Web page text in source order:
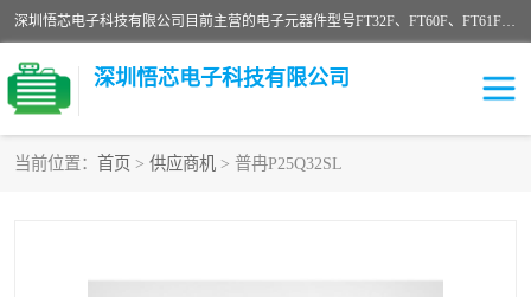
深圳悟芯电子科技有限公司目前主营的电子元器件型号FT32F、FT60F、FT61F、FT62F、FT64F、FT61FC、MCU EEPROM MOS LDO 稳压管 触摸IC DC-DC AC-DC 协议IC等，广泛应用于LED射灯、LED日光灯、等诸多领域。
深圳悟芯电子科技有限公司
当前位置： 首页 > 供应商机 > 普冉P25Q32SL